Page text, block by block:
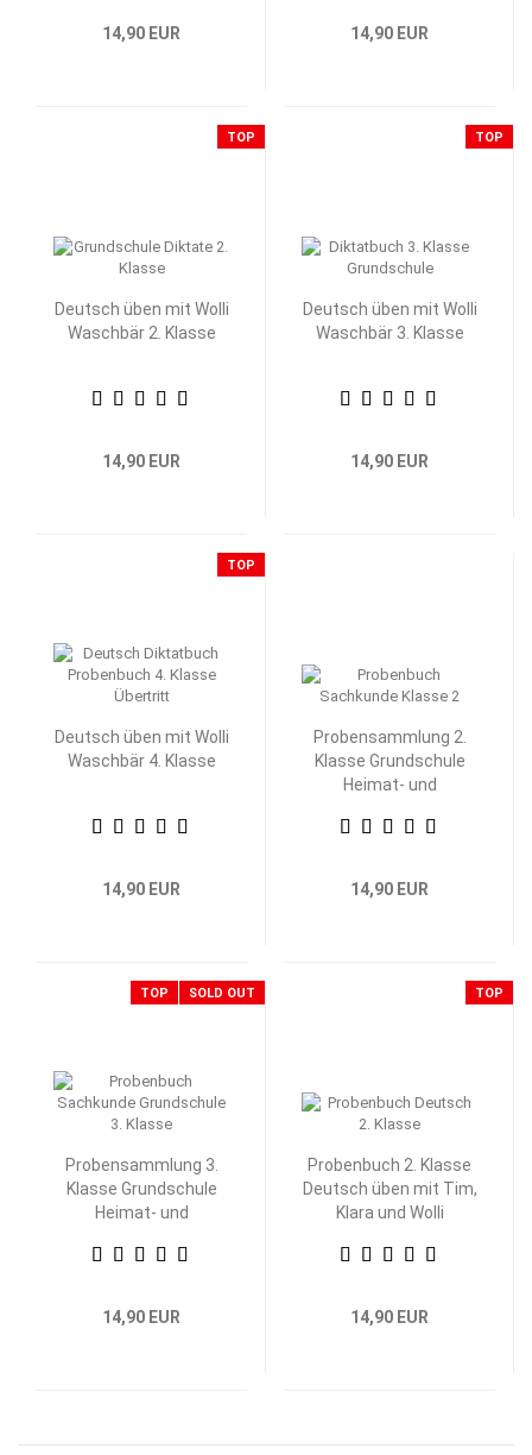
14,90 EUR 14,90 EUR
TOP
Deutsch üben mit Wolli
Waschbär 2. Klasse
14,90 EUR
TOP
Deutsch üben mit Wolli
Waschbär 3. Klasse
14,90 EUR
TOP
Deutsch üben mit Wolli
Waschbär 4. Klasse
14,90 EUR
Probensammlung 2.
Klasse Grundschule
Heimat- und
14,90 EUR
TOP SOLD OUT
Probensammlung 3.
Klasse Grundschule
Heimat- und
14,90 EUR
TOP
Probenbuch 2. Klasse
Deutsch üben mit Tim,
Klara und Wolli
14,90 EUR